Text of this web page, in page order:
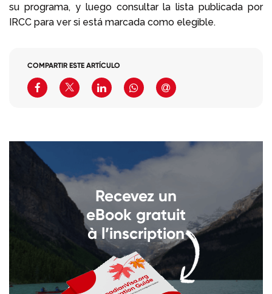
su programa, y luego consultar la lista publicada por
IRCC para ver si está marcada como elegible.
COMPARTIR ESTE ARTÍCULO
Recevez un
eBook gratuit
à l’inscription